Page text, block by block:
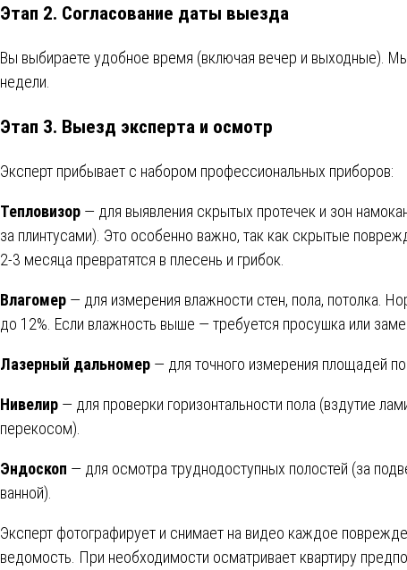
Этап 2. Согласование даты выезда
Вы выбираете удобное время (включая вечер и выходные).
недели.
Этап 3. Выезд эксперта и осмотр
Эксперт прибывает с набором профессиональных приборов:
Тепловизор — для выявления скрытых протечек и зон
за плинтусами). Это особенно важно, так как скрытые
2-3 месяца превратятся в плесень и грибок.
Влагомер — для измерения влажности стен, пола, потолка.
до 12%. Если влажность выше — требуется просушка или
Лазерный дальномер — для точного измерения площадей
Нивелир — для проверки горизонтальности пола (вздутие
перекосом).
Эндоскоп — для осмотра труднодоступных полостей (за
ванной).
Эксперт фотографирует и снимает на видео каждое
ведомость. При необходимости осматривает квартиру